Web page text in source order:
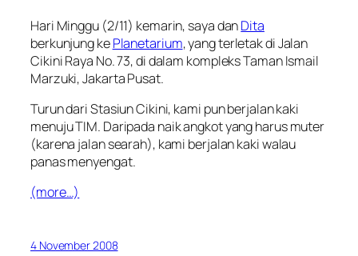
Hari Minggu (2/11) kemarin, saya danDita
berkunjung kePlanetarium, yang terletak di Jalan
Cikini Raya No. 73, di dalam kompleks Taman Ismail
Marzuki, Jakarta Pusat.
Turun dari Stasiun Cikini, kami pun berjalan kaki
menuju TIM. Daripada naik angkot yang harus muter
(karena jalan searah), kami berjalan kaki walau
panas menyengat.
(more…)
4 November 2008